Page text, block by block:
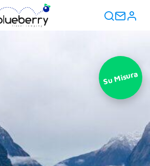
Su Misura